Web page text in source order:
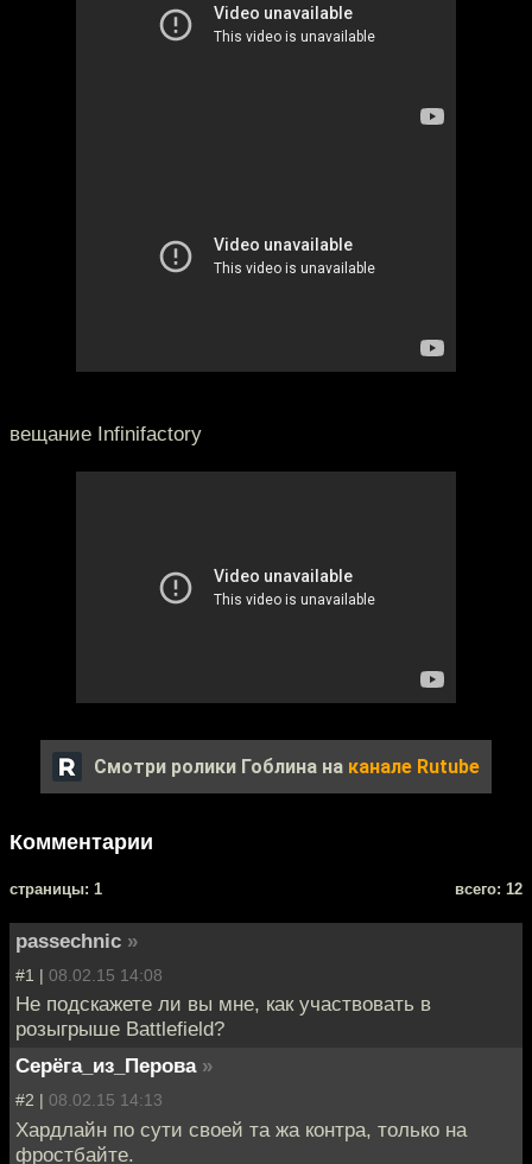
вещание Infinifactory
Смотри ролики Гоблина на канале Rutube
Комментарии
cтраницы: 1 всего: 12
passechnic »
#1 | 08.02.15 14:08
Не подскажете ли вы мне, как участвовать в
розыгрыше Battlefield?
Серёга_из_Перова »
#2 | 08.02.15 14:13
Хардлайн по сути своей та жа контра, только на
фростбайте.